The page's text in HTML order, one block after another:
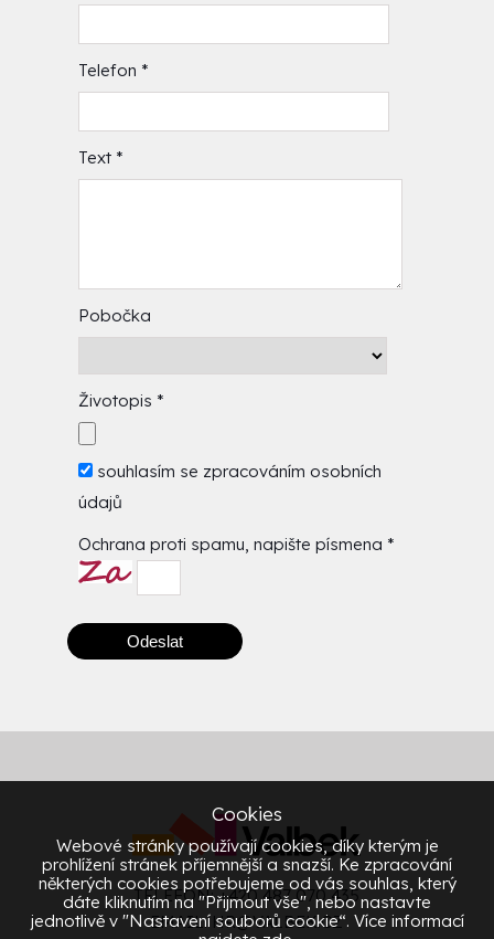
Telefon *
Text *
Pobočka
Životopis *
souhlasím se zpracováním osobních
údajů
Ochrana proti spamu, napište písmena *
Odeslat
TELEFON: +420 487 070 435
EMAIL:HR@VALBEK.CZ
Cookies
Webové stránky používají cookies, díky kterým je
prohlížení stránek příjemnější a snazší. Ke zpracování
některých cookies potřebujeme od vás souhlas, který
dáte kliknutím na "Přijmout vše", nebo nastavte
jednotlivě v "Nastavení souborů cookie“. Více informací